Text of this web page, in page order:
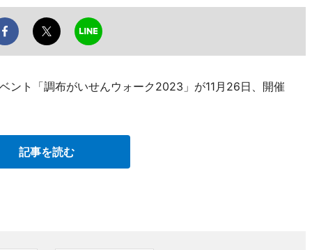
ント「調布がいせんウォーク2023」が11月26日、開催
記事を読む